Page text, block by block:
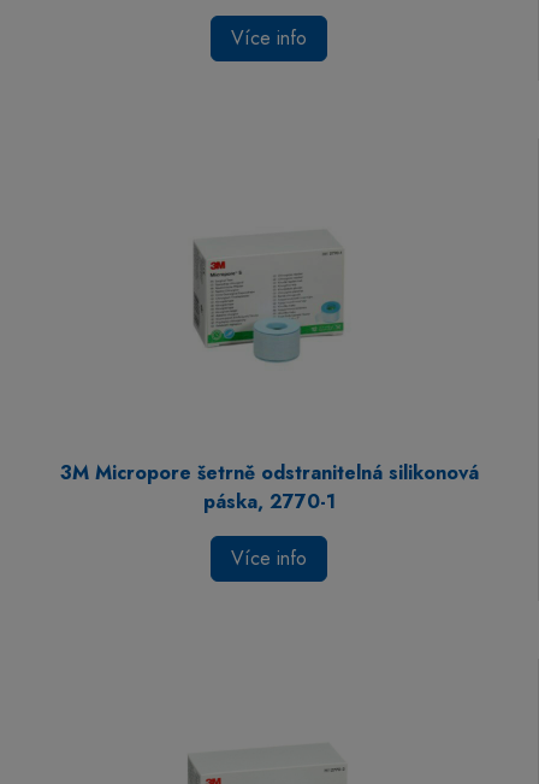
Více info
3M Micropore šetrně odstranitelná silikonová
páska, 2770-1
Více info